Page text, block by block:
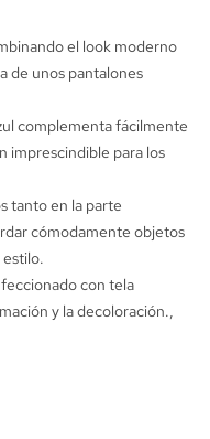
el look moderno
de unos pantalones
complementa fácilmente
imprescindible para los
tanto en la parte
cómodamente objetos
con tela
y la decoloración.,